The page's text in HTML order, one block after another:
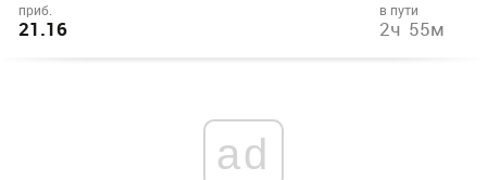
приб.
21.16
в пути
2ч 55м
ad